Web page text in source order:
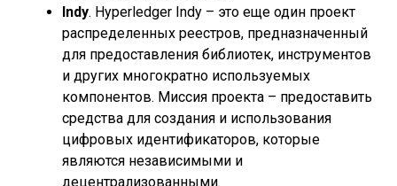
Indy. Hyperledger Indy – это еще один проект
распределенных реестров, предназначенный
для предоставления библиотек, инструментов
и других многократно используемых
компонентов. Миссия проекта – предоставить
средства для создания и использования
цифровых идентификаторов, которые
являются независимыми и
децентрализованными.